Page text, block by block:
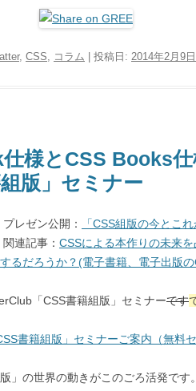
, CSS, コラム | 投稿日: 2014年2月9日
様とCSS Books仕
組版」セミナー
レゼン公開：
「CSS組版の今とこれ
連記事： CSSによる本作りの未来
るだろうか？(電子書籍、電子出版の
「CSS書籍組版」セミナーです
書籍組版」セミナーご案内（無料セ
」の世界の動きがこのごろ活発です